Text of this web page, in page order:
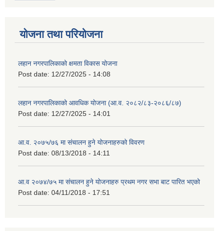
योजना तथा परियोजना
लहान नगरपालिकाको क्षमता विकास योजना
Post date: 12/27/2025 - 14:08
लहान नगरपालिकाको आवधिक योजना (आ.व. २०८२/८३-२०८६/८७)
Post date: 12/27/2025 - 14:01
आ.व. २०७५/७६ मा संचालन हुने योजनाहरुको विवरण
Post date: 08/13/2018 - 14:11
आ.व २०७४/७५ मा संचालन हुने योजनाहरु प्रथम नगर सभा बाट पारित भएको
Post date: 04/11/2018 - 17:51